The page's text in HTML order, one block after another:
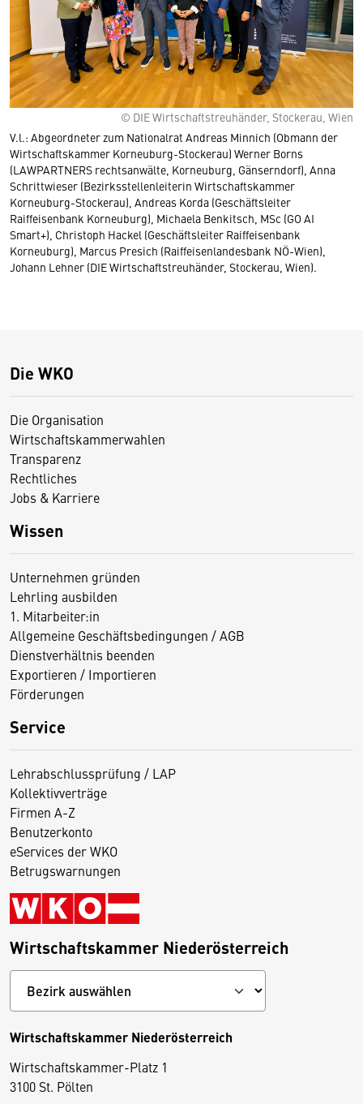
© DIE Wirtschaftstreuhänder, Stockerau, Wien
V.l.: Abgeordneter zum Nationalrat Andreas Minnich (Obmann der
Wirtschaftskammer Korneuburg-Stockerau) Werner Borns
(LAWPARTNERS rechtsanwälte, Korneuburg, Gänserndorf), Anna
Schrittwieser (Bezirksstellenleiterin Wirtschaftskammer
Korneuburg-Stockerau), Andreas Korda (Geschäftsleiter
Raiffeisenbank Korneuburg), Michaela Benkitsch, MSc (GO AI
Smart+), Christoph Hackel (Geschäftsleiter Raiffeisenbank
Korneuburg), Marcus Presich (Raiffeisenlandesbank NÖ-Wien),
Johann Lehner (DIE Wirtschaftstreuhänder, Stockerau, Wien).
Die WKO
Die Organisation
Wirtschaftskammerwahlen
Transparenz
Rechtliches
Jobs & Karriere
Wissen
Unternehmen gründen
Lehrling ausbilden
1. Mitarbeiter:in
Allgemeine Geschäftsbedingungen / AGB
Dienstverhältnis beenden
Exportieren / Importieren
Förderungen
Service
Lehrabschlussprüfung / LAP
Kollektivverträge
Firmen A-Z
Benutzerkonto
eServices der WKO
Betrugswarnungen
Wirtschaftskammer Niederösterreich
Wirtschaftskammer Niederösterreich
Wirtschaftskammer-Platz 1
3100 St. Pölten
D